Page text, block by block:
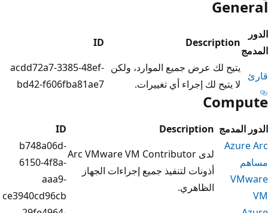
جميع الموارد، ولكن
أي تغييرات.
acdd72a7-3385-48ef-
bd42-f606fba81ae7
لدى Arc VMware VM Contributor
لتنفيذ جميع إجراءات الجهاز
6150-4f8a-
aaa9-